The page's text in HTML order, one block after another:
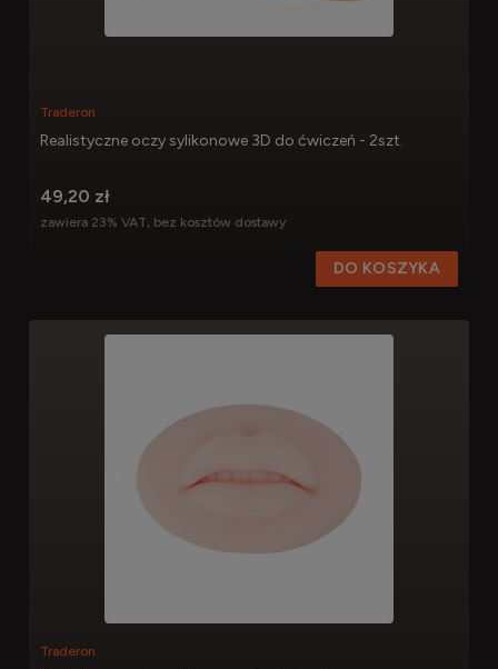
Realistyczne oczy sylikonowe 3D do ćwiczeń - 2szt.
Traderon
49,20 zł
zawiera 23% VAT, bez kosztów dostawy
DO KOSZYKA
Traderon